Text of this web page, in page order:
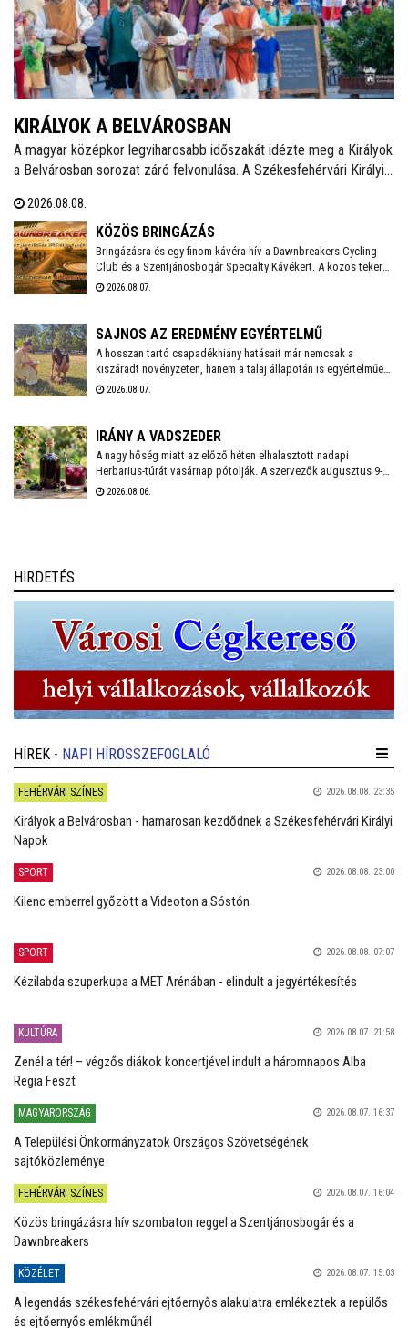
KIRÁLYOK A BELVÁROSBAN
A magyar középkor legviharosabb időszakát idézte meg a Királyok
a Belvárosban sorozat záró felvonulása. A Székesfehérvári Királyi
herceg, II. (Vak) Béla, Salamon király és III. András óriásbábjai
vonultak végig a Fő utcán.
2026.08.08.
KÖZÖS BRINGÁZÁS
Bringázásra és egy finom kávéra hív a Dawnbreakers Cycling
Club és a Szentjánosbogár Specialty Kávékert. A közös tekerés
augusztus 8-án, szombaton reggel 8.00 órakor indul a Liszt
2026.08.07.
SAJNOS AZ EREDMÉNY EGYÉRTELMŰ
A hosszan tartó csapadékhiány hatásait már nemcsak a
kiszáradt növényzeten, hanem a talaj állapotán is egyértelműen
mérni lehet. A Városgondnokság szakemberei talajnedvesség-
jelenlegi helyzetről.
2026.08.07.
IRÁNY A VADSZEDER
A nagy hőség miatt az előző héten elhalasztott nadapi
Herbarius-túrát vasárnap pótolják. A szervezők augusztus 9-én
várnak mindenkit, aki szívesen csatlakozna a programhoz, hogy
2026.08.06.
HIRDETÉS
HÍREK - NAPI HÍRÖSSZEFOGLALÓ
FEHÉRVÁRI SZÍNES 2026.08.08. 23:35
Királyok a Belvárosban - hamarosan kezdődnek a Székesfehérvári Királyi
Napok
SPORT 2026.08.08. 23:00
Kilenc emberrel győzött a Videoton a Sóstón
SPORT 2026.08.08. 07:07
Kézilabda szuperkupa a MET Arénában - elindult a jegyértékesítés
KULTÚRA 2026.08.07. 21:58
Zenél a tér! – végzős diákok koncertjével indult a háromnapos Alba
Regia Feszt
MAGYARORSZÁG 2026.08.07. 16:37
A Települési Önkormányzatok Országos Szövetségének
sajtóközleménye
FEHÉRVÁRI SZÍNES 2026.08.07. 16:04
Közös bringázásra hív szombaton reggel a Szentjánosbogár és a
Dawnbreakers
KÖZÉLET 2026.08.07. 15:03
A legendás székesfehérvári ejtőernyős alakulatra emlékeztek a repülős
és ejtőernyős emlékműnél